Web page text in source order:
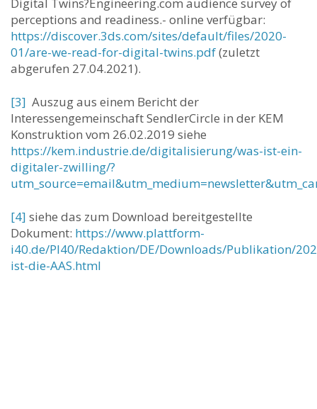
perceptions and readiness.- online verfügbar:
https://discover.3ds.com/sites/default/files/2020-
01/are-we-read-for-digital-twins.pdf(zuletzt
abgerufen 27.04.2021).
[3] Auszug aus einem Bericht der
Interessengemeinschaft SendlerCircle in der KEM
Konstruktion vom 26.02.2019 siehe
https://kem.industrie.de/digitalisierung/was-ist-ein-
digitaler-zwilling/?
[4] siehe das zum Download bereitgestellte
Dokument: https://www.plattform-
i40.de/PI40/Redaktion/DE/Downloads/Publikation/
ist-die-AAS.html